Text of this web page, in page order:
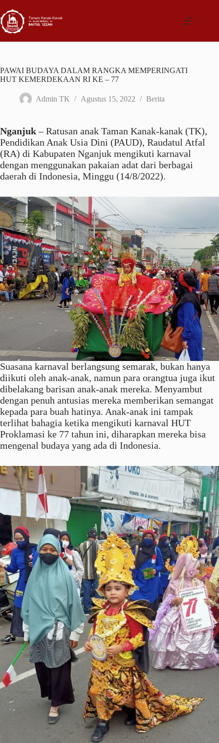
to
content
PAWAI BUDAYA DALAM RANGKA MEMPERINGATI
HUT KEMERDEKAAN RI KE – 77
Admin TK Agustus 15, 2022 Berita
Nganjuk– Ratusan anak Taman Kanak-kanak (TK),
Pendidikan Anak Usia Dini (PAUD), Raudatul Atfal
(RA) di Kabupaten Nganjuk mengikuti karnaval
dengan menggunakan pakaian adat dari berbagai
daerah di Indonesia, Minggu (14/8/2022).
Suasana karnaval berlangsung semarak, bukan hanya
diikuti oleh anak-anak, namun para orangtua juga ikut
dibelakang barisan anak-anak mereka. Menyambut
dengan penuh antusias mereka memberikan semangat
kepada para buah hatinya. Anak-anak ini tampak
terlihat bahagia ketika mengikuti karnaval HUT
Proklamasi ke 77 tahun ini, diharapkan mereka bisa
mengenal budaya yang ada di Indonesia.